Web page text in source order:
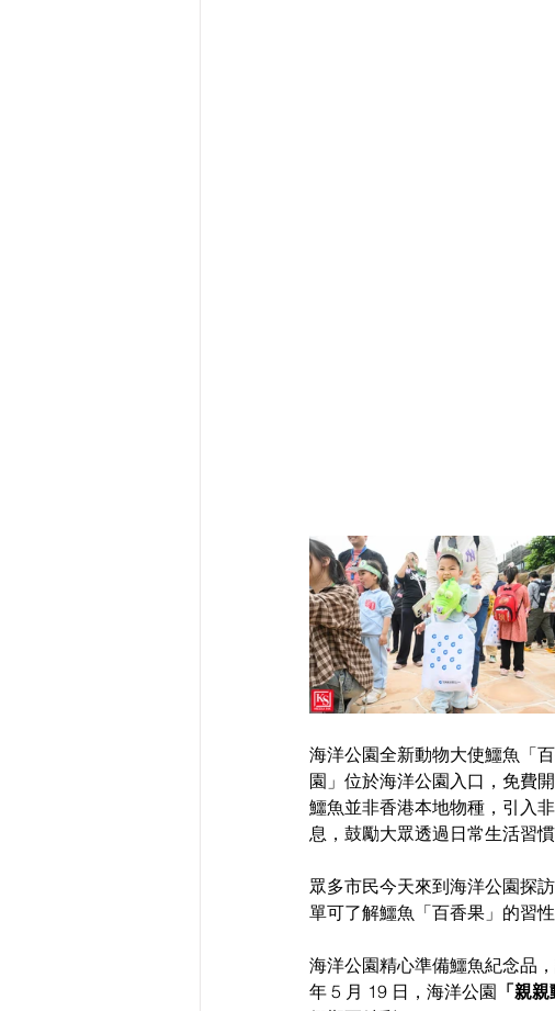
海洋公園全新動物大使鱷魚 「
園」位於海洋公園入口，免費
鱷魚並非香港本地物種，引入
息，鼓勵大眾透過日常生活習
眾多市民今天來到海洋公園探
單可了解鱷魚「百香果」的習
海洋公園精心準備鱷魚紀念品
年 5 月 19 日，海洋公園 「親